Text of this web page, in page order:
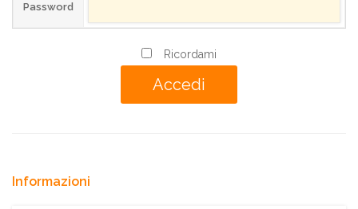
Password
Ricordami
Informazioni